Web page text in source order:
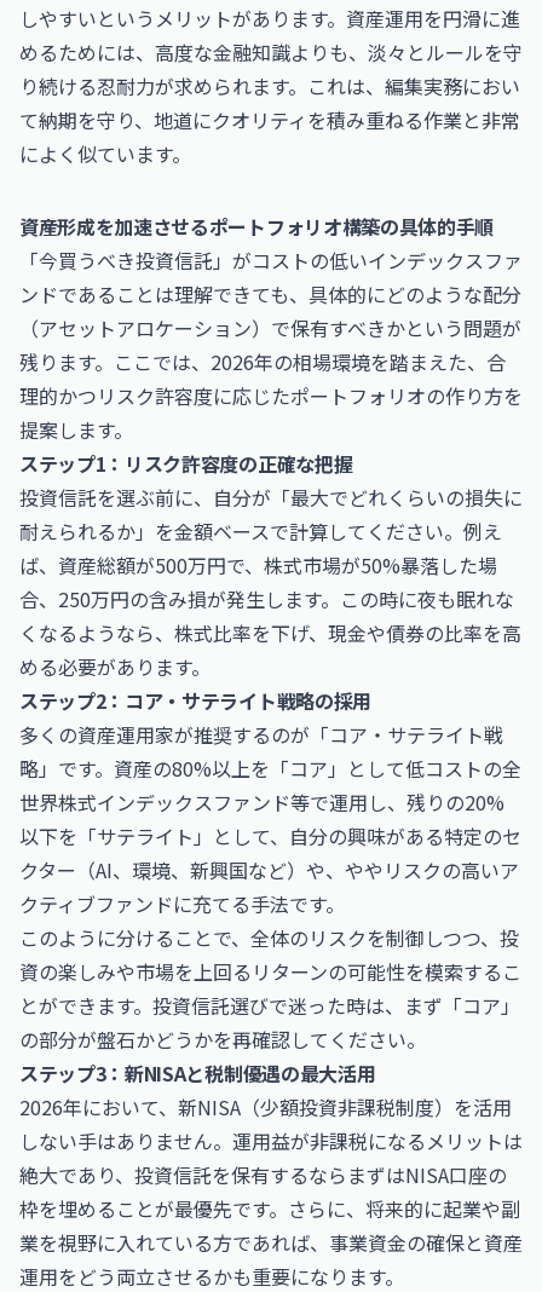
しやすいというメリットがあります。資産運用を円滑に進
めるためには、高度な金融知識よりも、淡々とルールを守
り続ける忍耐力が求められます。これは、編集実務におい
て納期を守り、地道にクオリティを積み重ねる作業と非常
によく似ています。
資産形成を加速させるポートフォリオ構築の具体的手順
「今買うべき投資信託」がコストの低いインデックスファ
ンドであることは理解できても、具体的にどのような配分
（アセットアロケーション）で保有すべきかという問題が
残ります。ここでは、2026年の相場環境を踏まえた、合
理的かつリスク許容度に応じたポートフォリオの作り方を
提案します。
ステップ1：リスク許容度の正確な把握
投資信託を選ぶ前に、自分が「最大でどれくらいの損失に
耐えられるか」を金額ベースで計算してください。例え
ば、資産総額が500万円で、株式市場が50%暴落した場
合、250万円の含み損が発生します。この時に夜も眠れな
くなるようなら、株式比率を下げ、現金や債券の比率を高
める必要があります。
ステップ2：コア・サテライト戦略の採用
多くの資産運用家が推奨するのが「コア・サテライト戦
略」です。資産の80%以上を「コア」として低コストの全
世界株式インデックスファンド等で運用し、残りの20%
以下を「サテライト」として、自分の興味がある特定のセ
クター（AI、環境、新興国など）や、ややリスクの高いア
クティブファンドに充てる手法です。
このように分けることで、全体のリスクを制御しつつ、投
資の楽しみや市場を上回るリターンの可能性を模索するこ
とができます。投資信託選びで迷った時は、まず「コア」
の部分が盤石かどうかを再確認してください。
ステップ3：新NISAと税制優遇の最大活用
2026年において、新NISA（少額投資非課税制度）を活用
しない手はありません。運用益が非課税になるメリットは
絶大であり、投資信託を保有するならまずはNISA口座の
枠を埋めることが最優先です。さらに、将来的に起業や副
業を視野に入れている方であれば、事業資金の確保と資産
運用をどう両立させるかも重要になります。